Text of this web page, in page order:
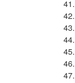
41.
42.
43.
44.
45.
46.
47.